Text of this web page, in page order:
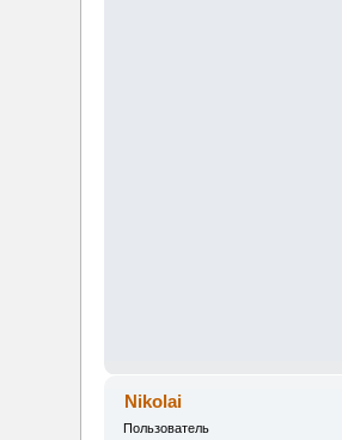
Nikolai
Пользователь